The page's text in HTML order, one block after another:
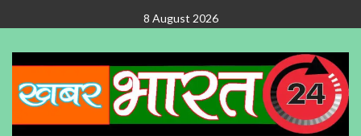
to
content
8 August 2026